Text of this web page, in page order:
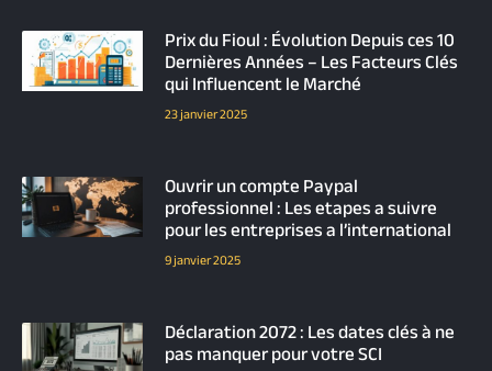
Prix du Fioul : Évolution Depuis ces 10
Dernières Années – Les Facteurs Clés
qui Influencent le Marché
23 janvier 2025
Ouvrir un compte Paypal
professionnel : Les etapes a suivre
pour les entreprises a l’international
9 janvier 2025
Déclaration 2072 : Les dates clés à ne
pas manquer pour votre SCI